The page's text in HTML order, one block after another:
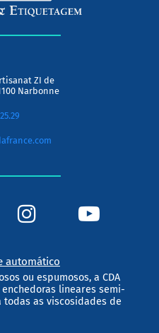
ZI de
Narbonne
automático
ou espumosos, a CDA
lineares semi-
as viscosidades de